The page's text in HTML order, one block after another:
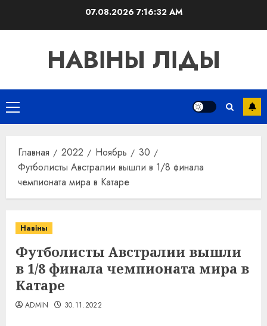
07.08.2026 7:16:32 AM
НАВІНЫ ЛІДЫ
Основное
меню
Главная 2022 Ноябрь
30
Футболисты Австралии вышли в 1/8 финала
чемпионата мира в Катаре
Навіны
Футболисты Австралии вышли
в 1/8 финала чемпионата мира в
Катаре
ADMIN 30.11.2022